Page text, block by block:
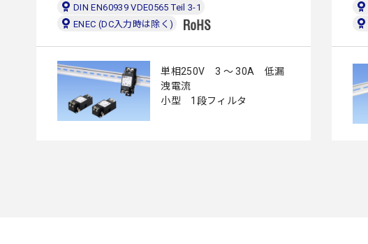
DIN EN60939 VDE0565 Teil 3-1
ENEC (DC入力時は除く)
単相250V 3 ～ 30A 低漏
洩電流
小型 1段フィルタ